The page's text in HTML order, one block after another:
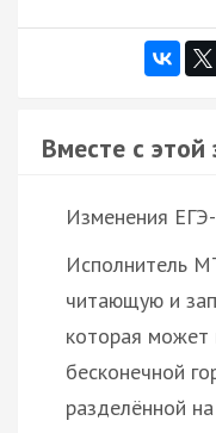
Вместе с
Изменения
Исполнитель
читающую и
которая может
бесконечной
разделённой